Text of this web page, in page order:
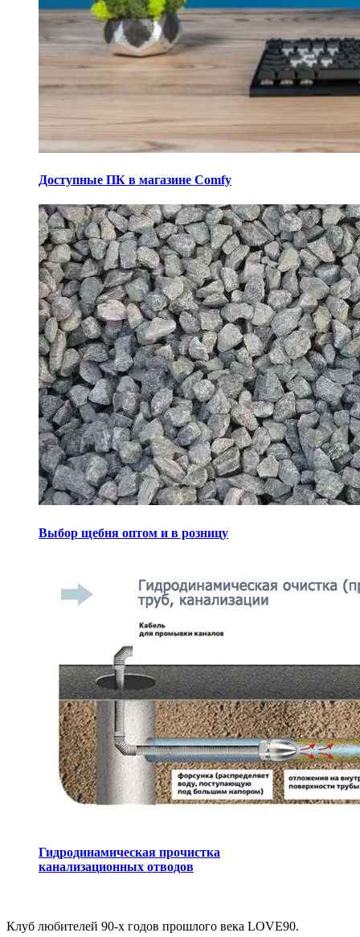
Доступные ПК в магазине Comfy
Выбор щебня оптом и в розницу
Гидродинамическая прочистка
канализационных отводов
Клуб любителей 90-х годов прошлого века LOVE90.